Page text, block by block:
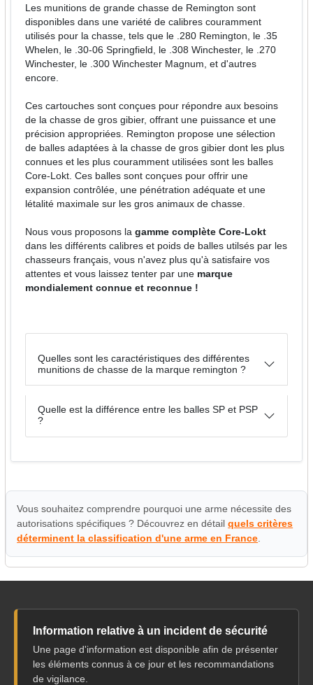
Les munitions de grande chasse de Remington sont
disponibles dans une variété de calibres couramment
utilisés pour la chasse, tels que le .280 Remington, le .35
Whelen, le .30-06 Springfield, le .308 Winchester, le .270
Winchester, le .300 Winchester Magnum, et d'autres
encore.
Ces cartouches sont conçues pour répondre aux besoins
de la chasse de gros gibier, offrant une puissance et une
précision appropriées. Remington propose une sélection
de balles adaptées à la chasse de gros gibier dont les plus
connues et les plus couramment utilisées sont les balles
Core-Lokt. Ces balles sont conçues pour offrir une
expansion contrôlée, une pénétration adéquate et une
létalité maximale sur les gros animaux de chasse.
Nous vous proposons lagamme complète Core-Lokt
dans les différents calibres et poids de balles utilsés par les
chasseurs français, vous n'avez plus qu'à satisfaire vos
attentes et vous laissez tenter par une marque
mondialement connue et reconnue !
Quelles sont les caractéristiques des différentes
munitions de chasse de la marque remington ?
Quelle est la différence entre les balles SP et PSP
?
Vous souhaitez comprendre pourquoi une arme nécessite des
autorisations spécifiques ? Découvrez en détailquels critères
déterminent la classification d'une arme en France
Information relative à un incident de sécurité
Une page d'information est disponible afin de présenter
les éléments connus à ce jour et les recommandations
de vigilance.